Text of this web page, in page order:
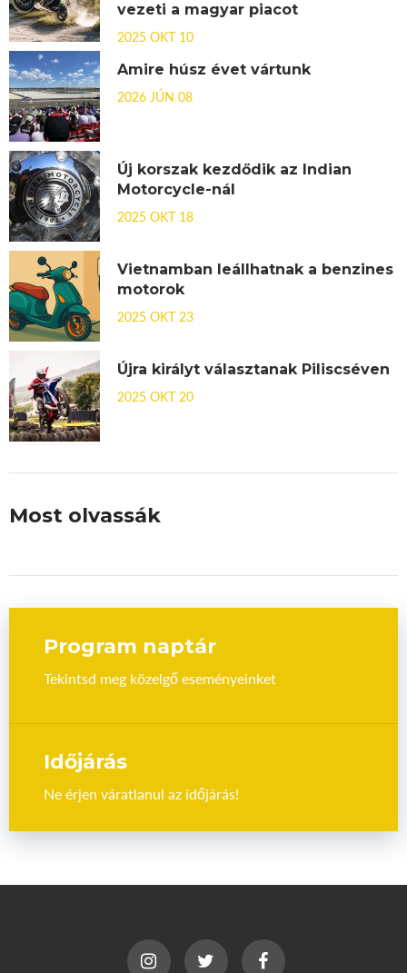
vezeti a magyar piacot
2025 OKT 10
Amire húsz évet vártunk
2026 JÚN 08
Új korszak kezdődik az Indian
Motorcycle-nál
2025 OKT 18
Vietnamban leállhatnak a benzines
motorok
2025 OKT 23
Újra királyt választanak Piliscséven
2025 OKT 20
Most olvassák
Program naptár
Tekintsd meg közelgő eseményeinket
Időjárás
Ne érjen váratlanul az időjárás!